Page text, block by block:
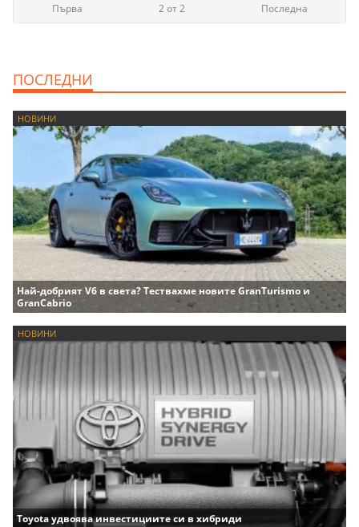
2 от 2 Последна
Първа
ПОСЛЕДНИ
НОВИНИ
Най-добрият V6 в света? Тествахме новите GranTurismo и
GranCabrio
НОВИНИ
Toyota удвоява инвестициите си в хибриди